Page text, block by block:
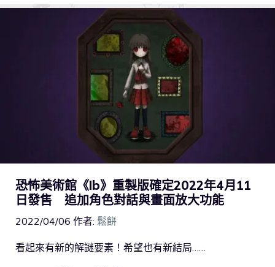
恐怖美術館《Ib》重製版確定2022年4月11
日發售 追加角色對話與畫面放大功能
2022/04/06 作者: 鬆餅
看起來有新的解謎要素！希望也有新結局……